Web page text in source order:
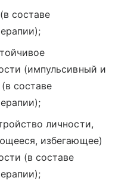
(в составе
(импульсивный и
составе
личности,
избегающее)
(в составе